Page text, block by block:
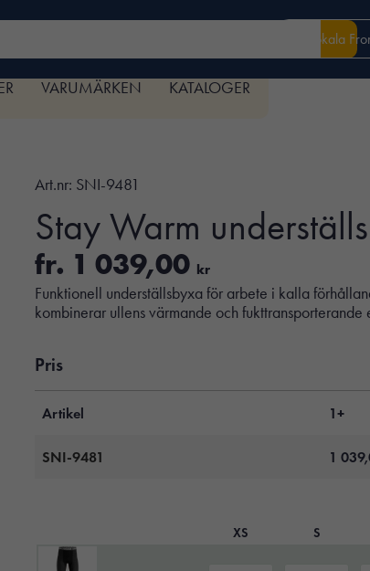
Din lokala
VARUMÄRKEN KATALOGER
Art.nr: SNI-9481
Stay Warm
fr. 1 039,00 kr
Funktionell underställsbyxa för arbete i kalla
kombinerar ullens värmande och fukttransporterande
Pris
Artikel 1+
SNI-9481 1
XS S